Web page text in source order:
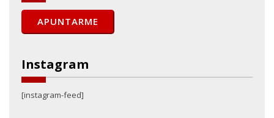
Instagram
[instagram-feed]